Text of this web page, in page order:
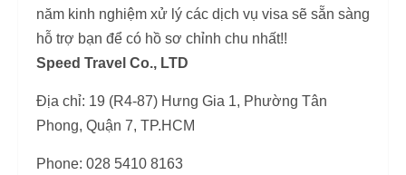
năm kinh nghiệm xử lý các dịch vụ visa sẽ sẵn sàng
hỗ trợ bạn để có hồ sơ chỉnh chu nhất!!
Speed Travel Co., LTD
Địa chỉ: 19 (R4-87) Hưng Gia 1, Phường Tân
Phong, Quận 7, TP.HCM
Phone: 028 5410 8163